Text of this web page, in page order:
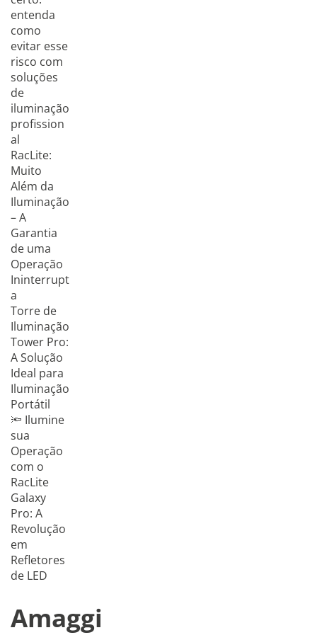
entenda
como
evitar esse
risco com
soluções
de
iluminação
profission
al
RacLite:
Muito
Além da
Iluminação
– A
Garantia
de uma
Operação
Ininterrupt
a
Torre de
Iluminação
Tower Pro:
A Solução
Ideal para
Iluminação
Portátil
🔦 Ilumine
sua
Operação
com o
RacLite
Galaxy
Pro: A
Revolução
em
Refletores
de LED
Amaggi